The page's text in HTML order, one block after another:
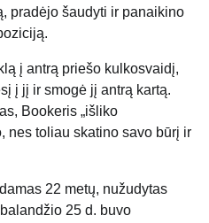
pradėjo šaudyti ir panaikino
į antrą priešo kulkosvaidį,
į jį ir smogė jį antrą kartą.
Bookeris „išliko
nes toliau skatino savo būrį ir
22 metų, nužudytas
25 d. buvo